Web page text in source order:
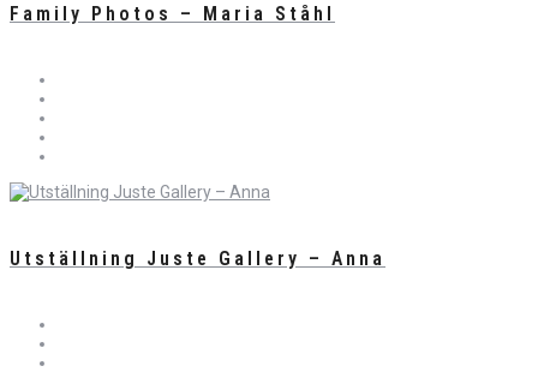
Family Photos – Maria Ståhl
Utställning Juste Gallery – Anna